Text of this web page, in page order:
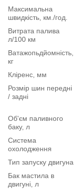
Максимальна
швидкість, км./год.
Витрата палива
л/100 км
Ватажопьдйомність,
кг
Кліренс, мм
Розмір шин передні
/ задні
Об'єм паливного
баку, л
Система
охолодження
Тип запуску двигуна
Бак мастила в
двигуні, л